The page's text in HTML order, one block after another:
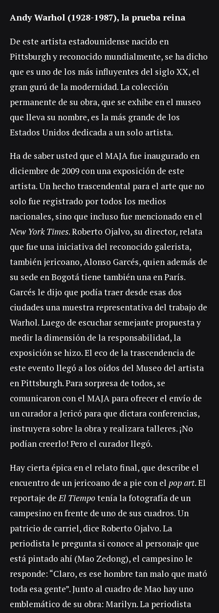
Andy Warhol (1928-1987), la prueba reina
De este artista estadounidense nacido en
Pittsburgh y reconocido mundialmente, se ha dicho
que es uno de los más influyentes del siglo XX, el
gran gurú de la modernidad. La colección
permanente de su obra, que se exhibe en el museo
que lleva su nombre, es la más grande de los
Estados Unidos dedicada a un solo artista.
Ha de saber usted que el MAJA fue inaugurado en
diciembre de 2009 con una exposición de este
artista. Un hecho trascendental para el arte que no
solo fue registrado por todos los medios
nacionales, sino que incluso fue mencionado en el
New York Times. Roberto Ojalvo, su director, relata
que fue una iniciativa del reconocido galerista,
también jericoano, Alonso Garcés, quien además de
su sede en Bogotá tiene también una en París.
Garcés le dijo que podía traer desde esas dos
ciudades una muestra representativa del trabajo de
Warhol. Luego de escuchar semejante propuesta y
medir la dimensión de la responsabilidad, la
exposición se hizo. El eco de la trascendencia de
este evento llegó a los oídos del Museo del artista
en Pittsburgh. Para sorpresa de todos, se
comunicaron con el MAJA para ofrecer el envío de
un curador a Jericó para que dictara conferencias,
instruyera sobre la obra y realizara talleres. ¡No
podían creerlo! Pero el curador llegó.
Hay cierta épica en el relato final, que describe el
encuentro de un jericoano de a pie con el pop art. El
reportaje de El Tiempotenía la fotografía de un
campesino en frente de uno de sus cuadros. Un
patricio de carriel, dice Roberto Ojalvo. La
periodista le pregunta si conoce al personaje que
está pintado ahí (Mao Zedong), el campesino le
responde: “Claro, es ese hombre tan malo que mató
toda esa gente”. Junto al cuadro de Mao hay uno
emblemático de su obra: Marilyn. La periodista